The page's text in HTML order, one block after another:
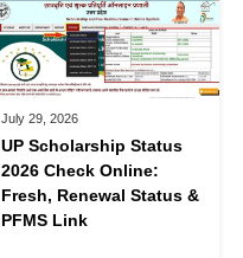
July 29, 2026
UP Scholarship Status
2026 Check Online:
Fresh, Renewal Status &
PFMS Link